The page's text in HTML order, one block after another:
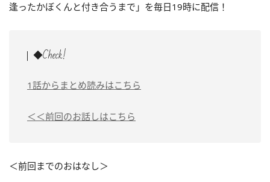
逢ったかぼくんと付き合うまで」を毎日19時に配信！
◆Check!
1話からまとめ読みはこちら
＜＜前回のお話しはこちら
＜前回までのおはなし＞